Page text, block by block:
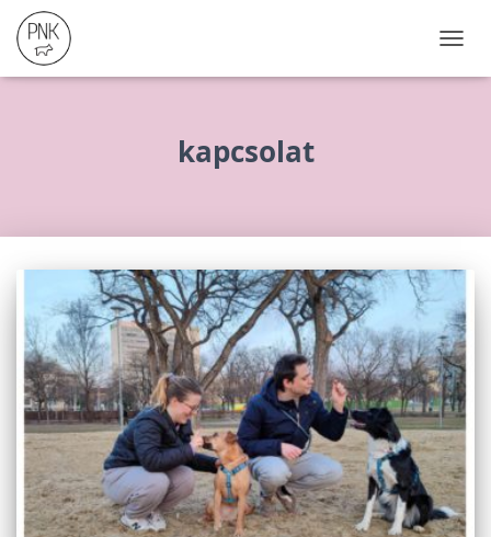
kapcsolat